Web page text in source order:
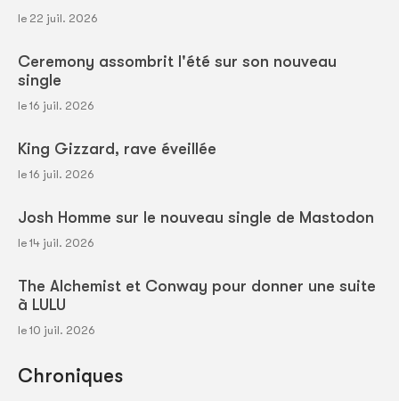
le 22 juil. 2026
Ceremony assombrit l'été sur son nouveau
single
le 16 juil. 2026
King Gizzard, rave éveillée
le 16 juil. 2026
Josh Homme sur le nouveau single de Mastodon
le 14 juil. 2026
The Alchemist et Conway pour donner une suite
à LULU
le 10 juil. 2026
Chroniques